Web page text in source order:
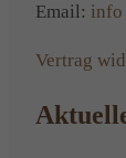
Email: info
Vertrag